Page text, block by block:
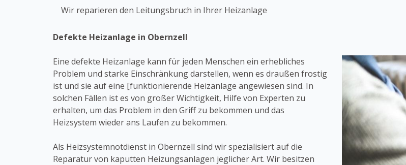
Wir reparieren den Leitungsbruch in Ihrer Heizanlage
Defekte Heizanlage in Obernzell
Eine defekte Heizanlage kann für jeden Menschen ein erhebliches
Problem und starke Einschränkung darstellen, wenn es draußen frostig
ist und sie auf eine [funktionierende Heizanlage angewiesen sind. In
solchen Fällen ist es von großer Wichtigkeit, Hilfe von Experten zu
erhalten, um das Problem in den Griff zu bekommen und das
Heizsystem wieder ans Laufen zu bekommen.
Als Heizsystemnotdienst in Obernzell sind wir spezialisiert auf die
Reparatur von kaputten Heizungsanlagen jeglicher Art. Wir besitzen